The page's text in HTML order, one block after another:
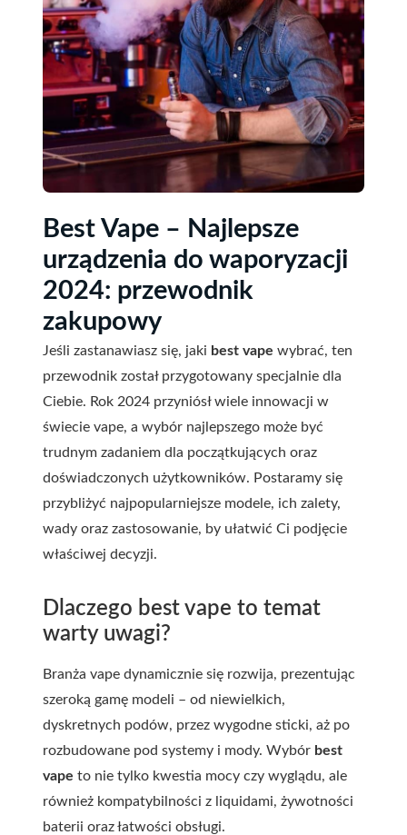
Best Vape – Najlepsze
urządzenia do waporyzacji
2024: przewodnik
zakupowy
Jeśli zastanawiasz się, jaki best vape wybrać, ten
przewodnik został przygotowany specjalnie dla
Ciebie. Rok 2024 przyniósł wiele innowacji w
świecie vape, a wybór najlepszego może być
trudnym zadaniem dla początkujących oraz
doświadczonych użytkowników. Postaramy się
przybliżyć najpopularniejsze modele, ich zalety,
wady oraz zastosowanie, by ułatwić Ci podjęcie
właściwej decyzji.
Dlaczego best vape to temat
warty uwagi?
Branża vape dynamicznie się rozwija, prezentując
szeroką gamę modeli – od niewielkich,
dyskretnych podów, przez wygodne sticki, aż po
rozbudowane pod systemy i mody. Wybór best
vape to nie tylko kwestia mocy czy wyglądu, ale
również kompatybilności z liquidami, żywotności
baterii oraz łatwości obsługi.